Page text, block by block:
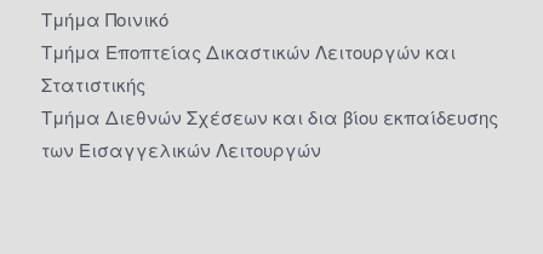
Τμήμα Ποινικό
Τμήμα Εποπτείας Δικαστικών Λειτουργών και
Στατιστικής
Τμήμα Διεθνών Σχέσεων και δια βίου εκπαίδευσης
των Εισαγγελικών Λειτουργών